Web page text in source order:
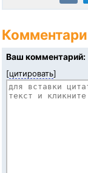
Ваш комментарий:
[цитировать]